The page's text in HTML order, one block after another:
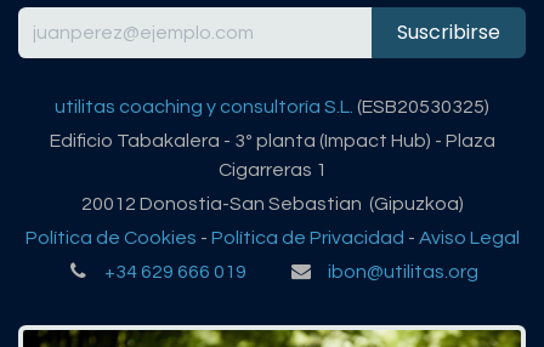
Suscribirse
utilitas coaching y consultoría S.L. (ESB20530325)
Edificio Tabakalera - 3º planta (Impact Hub) - Plaza
Cigarreras 1
20012 Donostia-San Sebastian (Gipuzkoa)
Política de Cookies - Política de Privacidad - Aviso Legal
+34 629 666 019
ibon@utilitas.org